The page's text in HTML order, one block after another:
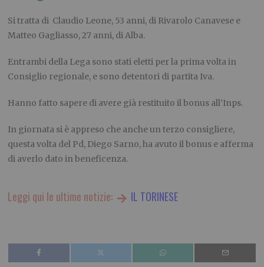
Si tratta di Claudio Leone, 53 anni, di Rivarolo Canavese e
Matteo Gagliasso, 27 anni, di Alba.
Entrambi della Lega sono stati eletti per la prima volta in
Consiglio regionale, e sono detentori di partita Iva.
Hanno fatto sapere di avere già restituito il bonus all’Inps.
In giornata si è appreso che anche un terzo consigliere,
questa volta del Pd, Diego Sarno, ha avuto il bonus e afferma
di averlo dato in beneficenza.
Leggi qui le ultime notizie: IL TORINESE